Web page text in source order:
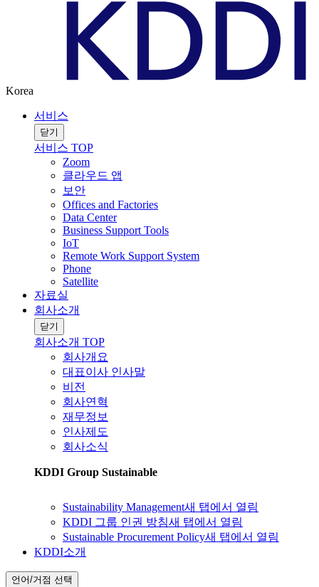
Korea
서비스
닫기
서비스 TOP
Zoom
클라우드 앱
보안
Offices and Factories
Data Center
Business Support Tools
IoT
Remote Work Support System
Phone
Satellite
자료실
회사소개
닫기
회사소개 TOP
회사개요
대표이사 인사말
비전
회사연혁
재무정보
인사제도
회사소식
KDDI Group Sustainable
Sustainability Management새 탭에서 열림
KDDI 그룹 인권 방침새 탭에서 열림
Sustainable Procurement Policy새 탭에서 열림
KDDI소개
언어/거점 선택